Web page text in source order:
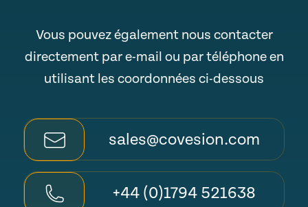
Vous pouvez également nous contacter
directement par e-mail ou par téléphone en
utilisant les coordonnées ci-dessous
sales@covesion.com
+44 (0)1794 521638